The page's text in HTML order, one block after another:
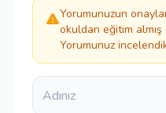
Yorumunuzun
okuldan eğitim almış
Yorumunuz